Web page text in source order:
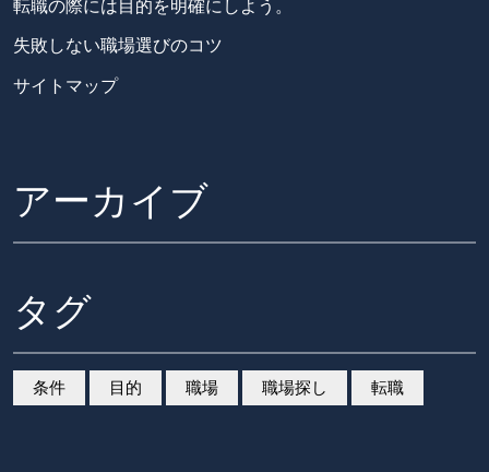
転職の際には目的を明確にしよう。
失敗しない職場選びのコツ
サイトマップ
アーカイブ
タグ
条件 目的 職場 職場探し 転職